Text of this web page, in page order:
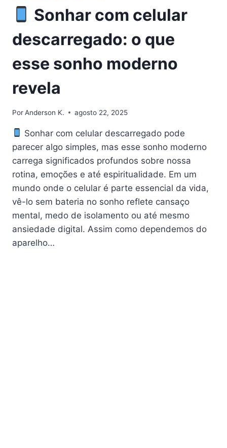
Sonhar com celular
descarregado: o que
esse sonho moderno
revela
PorAnderson K. agosto 22, 2025
Sonhar com celular descarregado pode
parecer algo simples, mas esse sonho moderno
carrega significados profundos sobre nossa
rotina, emoções e até espiritualidade. Em um
mundo onde o celular é parte essencial da vida,
vê-lo sem bateria no sonho reflete cansaço
mental, medo de isolamento ou até mesmo
ansiedade digital. Assim como dependemos do
aparelho…